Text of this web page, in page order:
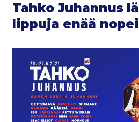
Tahko Juhannus
lippuja enää